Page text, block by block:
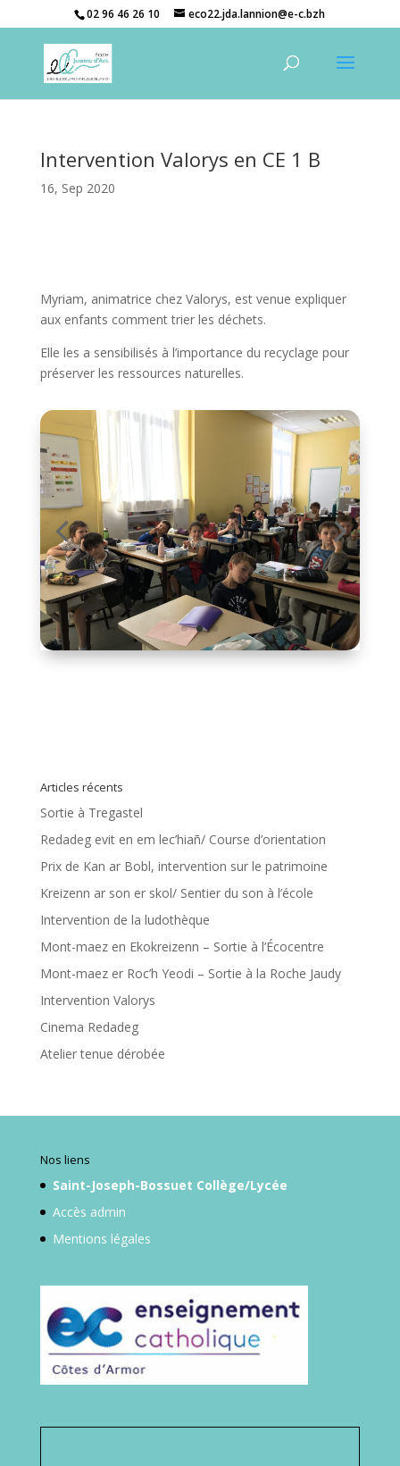
02 96 46 26 10 eco22.jda.lannion@e-c.bzh
Intervention Valorys en CE 1 B
16, Sep 2020
Myriam, animatrice chez Valorys, est venue expliquer
aux enfants comment trier les déchets.
Elle les a sensibilisés à l’importance du recyclage pour
préserver les ressources naturelles.
Articles récents
Sortie à Tregastel
Redadeg evit en em lec’hiañ/ Course d’orientation
Prix de Kan ar Bobl, intervention sur le patrimoine
Kreizenn ar son er skol/ Sentier du son à l’école
Intervention de la ludothèque
Mont-maez en Ekokreizenn – Sortie à l’Écocentre
Mont-maez er Roc’h Yeodi – Sortie à la Roche Jaudy
Intervention Valorys
Cinema Redadeg
Atelier tenue dérobée
Nos liens
Saint-Joseph-Bossuet Collège/Lycée
Accès admin
Mentions légales